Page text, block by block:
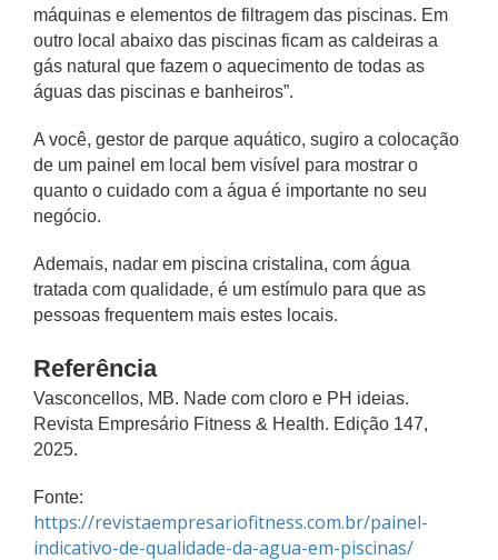
máquinas e elementos de filtragem das piscinas. Em
outro local abaixo das piscinas ficam as caldeiras a
gás natural que fazem o aquecimento de todas as
águas das piscinas e banheiros”.
A você, gestor de parque aquático, sugiro a colocação
de um painel em local bem visível para mostrar o
quanto o cuidado com a água é importante no seu
negócio.
Ademais, nadar em piscina cristalina, com água
tratada com qualidade, é um estímulo para que as
pessoas frequentem mais estes locais.
Referência
Vasconcellos, MB. Nade com cloro e PH ideias.
Revista Empresário Fitness & Health. Edição 147,
2025.
Fonte:
https://revistaempresariofitness.com.br/painel-
indicativo-de-qualidade-da-agua-em-piscinas/